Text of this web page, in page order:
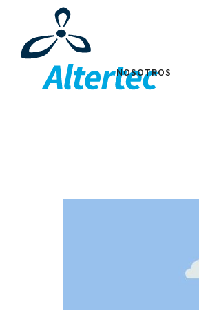
NOSOTROS